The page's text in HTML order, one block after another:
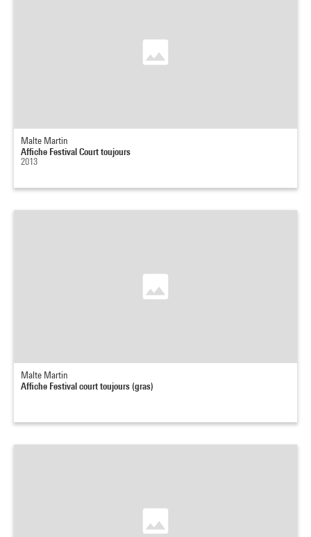
Malte Martin
Affiche Festival Court toujours
2013
Malte Martin
Affiche Festival court toujours (gras)